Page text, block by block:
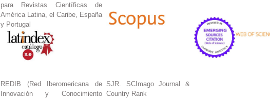
para Revistas Científicas de
América Latina, el Caribe, España
y Portugal
REDIB (Red Iberomericana de
Innovación y Conocimiento
SJR. SCImago Journal &
Country Rank